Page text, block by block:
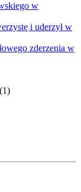
w
i uderzył w
zderzenia w
(1)